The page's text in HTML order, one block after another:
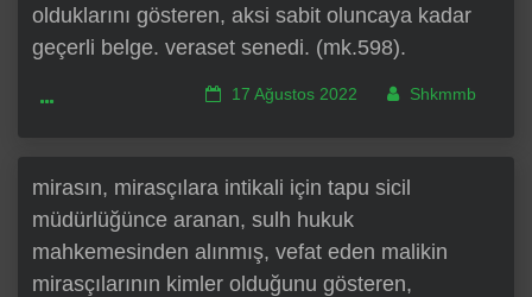
olduklarını gösteren, aksi sabit oluncaya kadar
geçerli belge. veraset senedi. (mk.598).
17 Ağustos 2022 Shkmmb
mirasın, mirasçılara intikali için tapu sicil
müdürlüğünce aranan, sulh hukuk
mahkemesinden alınmış, vefat eden malikin
mirasçılarının kimler olduğunu gösteren,